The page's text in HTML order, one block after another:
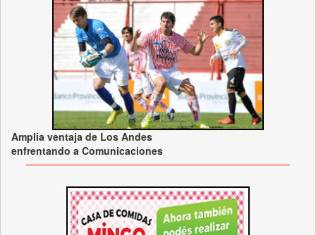
Amplia ventaja de Los Andes
enfrentando a Comunicaciones